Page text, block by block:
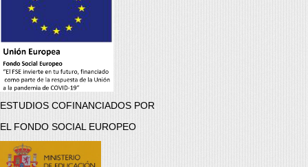
ESTUDIOS COFINANCIADOS POR
EL FONDO SOCIAL EUROPEO